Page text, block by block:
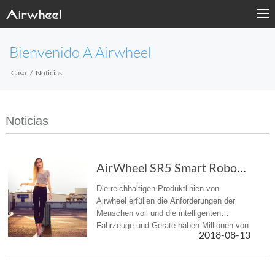
Bienvenido A Airwheel
Casa Noticias
Noticias
AirWheel SR5 Smart Roboter Koffer wurde für e...
Die reichhaltigen Produktlinien von
Airwheel erfüllen die Anforderungen der
Menschen voll und die intelligenten
Fahrzeuge und Geräte haben Millionen von
Kunden auf der ganzen Welt bedient.
2018-08-13